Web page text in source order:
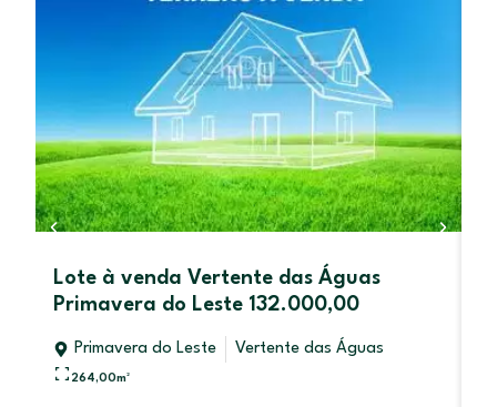
Lote à venda Vertente das Águas
Primavera do Leste 132.000,00
Primavera do Leste Vertente das Águas
264,00m²